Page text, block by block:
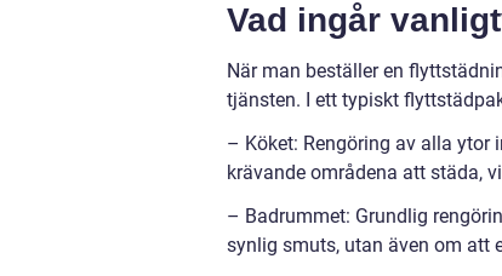
Vad ingår
När man beställer en
tjänsten. I ett typiskt
– Köket: Rengöring av alla ytor
krävande områdena att städa,
– Badrummet: Grundlig
synlig smuts, utan även om att